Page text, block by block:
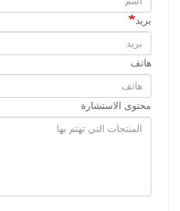
بريد
هاتف
محتوى الاستشارة